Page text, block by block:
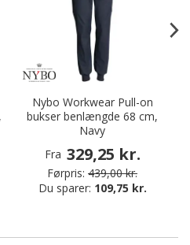
Nybo Workwear Pull-on
bukser benlængde 68 cm,
Navy
Fra 329,25 kr.
Førpris: 439,00 kr.
Du sparer: 109,75 kr.